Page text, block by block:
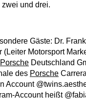
und drei.
Gäste: Dr.
Motorsport
Porsche Deutschland
des Porsche
Account
Account heißt